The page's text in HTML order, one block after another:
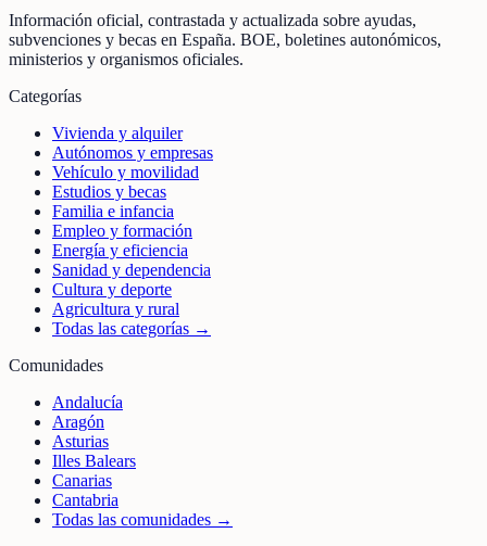
Información oficial, contrastada y actualizada sobre ayudas,
subvenciones y becas en España. BOE, boletines autonómicos,
ministerios y organismos oficiales.
Categorías
Vivienda y alquiler
Autónomos y empresas
Vehículo y movilidad
Estudios y becas
Familia e infancia
Empleo y formación
Energía y eficiencia
Sanidad y dependencia
Cultura y deporte
Agricultura y rural
Todas las categorías →
Comunidades
Andalucía
Aragón
Asturias
Illes Balears
Canarias
Cantabria
Todas las comunidades →